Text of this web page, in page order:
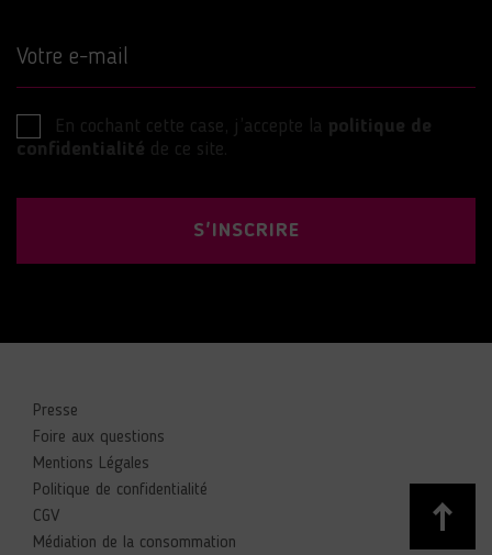
Votre e-mail
En cochant cette case, j’accepte la politique de
confidentialité de ce site.
S'INSCRIRE
Presse
Foire aux questions
Mentions Légales
Politique de confidentialité
CGV
Médiation de la consommation